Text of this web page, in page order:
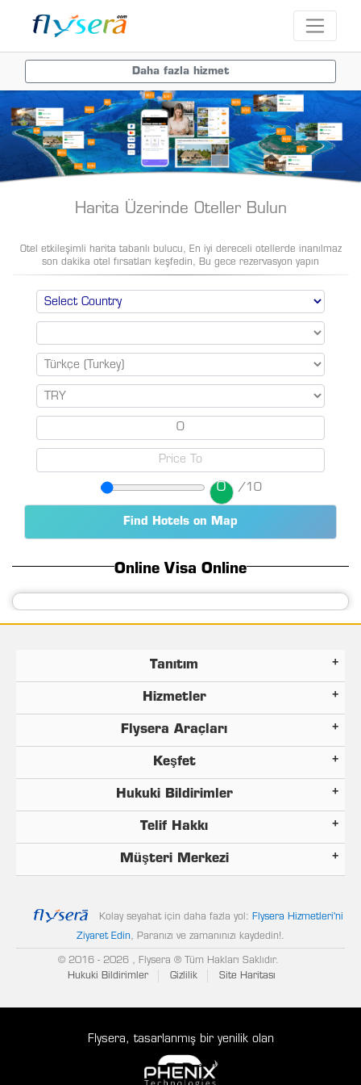
Daha fazla hizmet
Harita Üzerinde Oteller Bulun
Otel etkileşimli harita tabanlı bulucu, En iyi dereceli otellerde inanılmaz
son dakika otel fırsatları keşfedin, Bu gece rezervasyon yapın
0 /10
Online Visa Online
Tanıtım
Hizmetler
Flysera Araçları
Keşfet
Hukuki Bildirimler
Telif Hakkı
Müşteri Merkezi
Kolay seyahat için daha fazla yol: Flysera Hizmetleri'ni
Ziyaret Edin, Paranızı ve zamanınızı kaydedin!.
© 2016 - 2026 , Flysera ® Tüm Hakları Saklıdır.
Hukuki Bildirimler
Gizlilik Site Haritası
Flysera, tasarlanmış bir yenilik olan